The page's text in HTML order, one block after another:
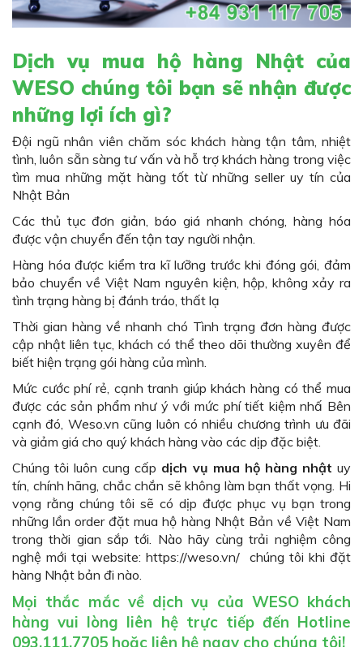
Dịch vụ mua hộ hàng Nhật của
WESO chúng tôi bạn sẽ nhận được
những lợi ích gì?
Đội ngũ nhân viên chăm sóc khách hàng tận tâm, nhiệt
tình, luôn sẵn sàng tư vấn và hỗ trợ khách hàng trong việc
tìm mua những mặt hàng tốt từ những seller uy tín của
Nhật Bản
Các thủ tục đơn giản, báo giá nhanh chóng, hàng hóa
được vận chuyển đến tận tay người nhận.
Hàng hóa được kiểm tra kĩ lưỡng trước khi đóng gói, đảm
bảo chuyển về Việt Nam nguyên kiện, hộp, không xảy ra
tình trạng hàng bị đánh tráo, thất lạ
Thời gian hàng về nhanh chó Tình trạng đơn hàng được
cập nhật liên tục, khách có thể theo dõi thường xuyên để
biết hiện trạng gói hàng của mình.
Mức cước phí rẻ, cạnh tranh giúp khách hàng có thể mua
được các sản phẩm như ý với mức phí tiết kiệm nhấ Bên
cạnh đó, Weso.vn cũng luôn có nhiều chương trình ưu đãi
và giảm giá cho quý khách hàng vào các dịp đặc biệt.
Chúng tôi luôn cung cấp dịch vụ mua hộ hàng nhật uy
tín, chính hãng, chắc chắn sẽ không làm bạn thất vọng. Hi
vọng rằng chúng tôi sẽ có dịp được phục vụ bạn trong
những lần order đặt mua hộ hàng Nhật Bản về Việt Nam
trong thời gian sắp tới. Nào hãy cùng trải nghiệm công
nghệ mới tại website: https://weso.vn/ chúng tôi khi đặt
hàng Nhật bản đi nào.
Mọi thắc mắc về dịch vụ của WESO khách
hàng vui lòng liên hệ trực tiếp đến Hotline
093.111.7705 hoặc liên hệ ngay cho chúng tôi!